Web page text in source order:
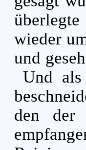
wieder
und
Und
den der